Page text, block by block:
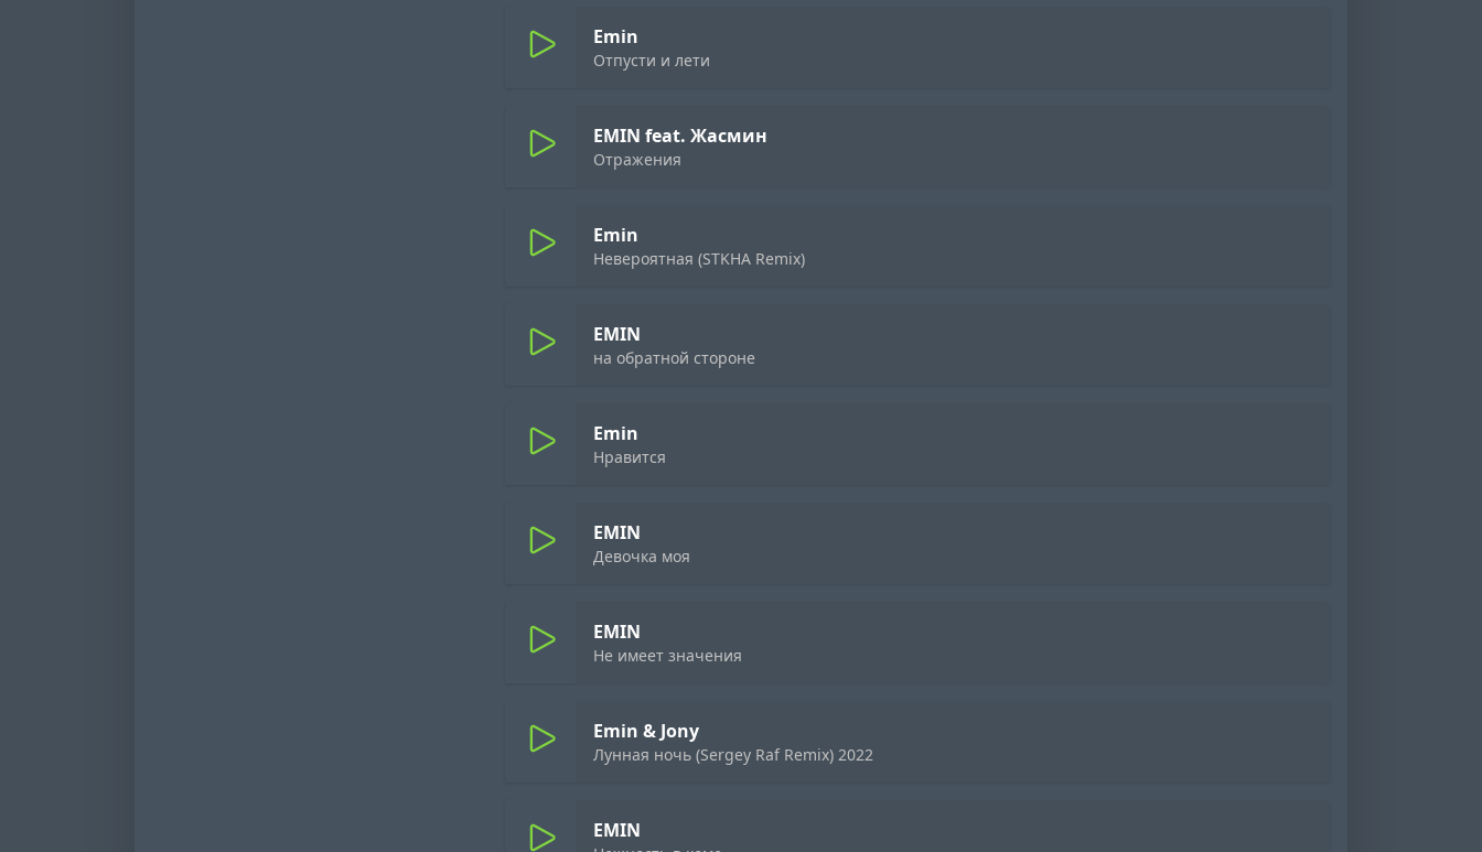
Emin
Отпусти и лети
EMIN feat. Жасмин
Отражения
Emin
Невероятная (STKHA Remix)
EMIN
на обратной стороне
Emin
Нравится
EMIN
Девочка моя
EMIN
Не имеет значения
Emin & Jony
Лунная ночь (Sergey Raf Remix) 2022
EMIN